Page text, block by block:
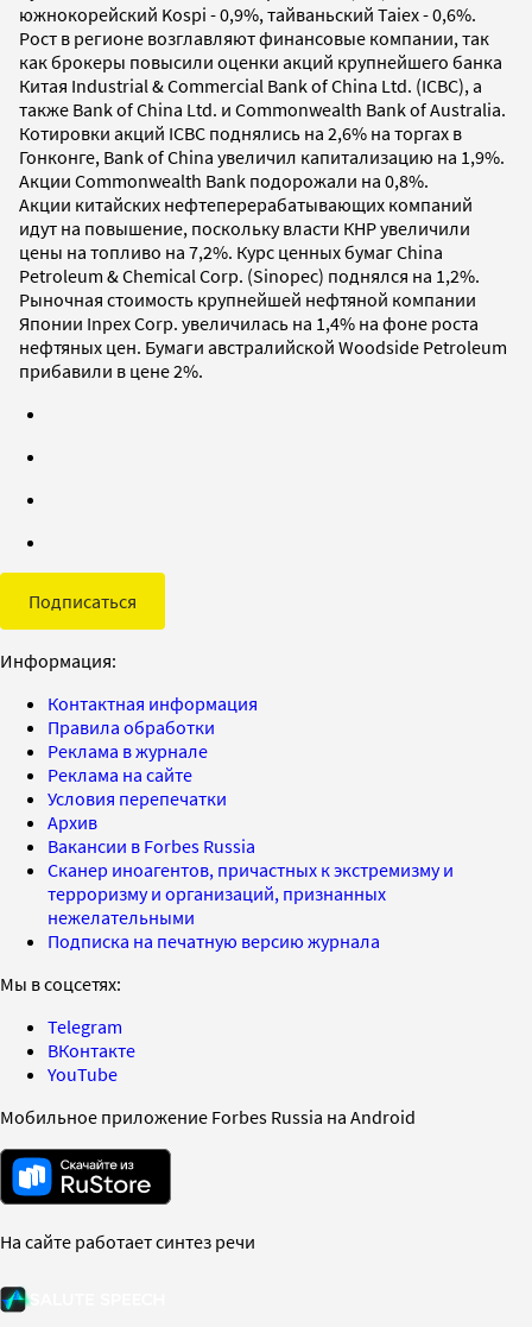
южнокорейский Kospi - 0,9%, тайваньский Taiex - 0,6%.
Рост в регионе возглавляют финансовые компании, так
как брокеры повысили оценки акций крупнейшего банка
Китая Industrial & Commercial Bank of China Ltd. (ICBC), а
также Bank of China Ltd. и Commonwealth Bank of Australia.
Котировки акций ICBC поднялись на 2,6% на торгах в
Гонконге, Bank of China увеличил капитализацию на 1,9%.
Акции Commonwealth Bank подорожали на 0,8%.
Акции китайских нефтеперерабатывающих компаний
идут на повышение, поскольку власти КНР увеличили
цены на топливо на 7,2%. Курс ценных бумаг China
Petroleum & Chemical Corp. (Sinopec) поднялся на 1,2%.
Рыночная стоимость крупнейшей нефтяной компании
Японии Inpex Corp. увеличилась на 1,4% на фоне роста
нефтяных цен. Бумаги австралийской Woodside Petroleum
прибавили в цене 2%.
Подписаться
Информация:
Контактная информация
Правила обработки
Реклама в журнале
Реклама на сайте
Условия перепечатки
Архив
Вакансии в Forbes Russia
Сканер иноагентов, причастных к экстремизму и
терроризму и организаций, признанных
нежелательными
Подписка на печатную версию журнала
Мы в соцсетях:
Telegram
ВКонтакте
YouTube
Мобильное приложение Forbes Russia на Android
На сайте работает синтез речи